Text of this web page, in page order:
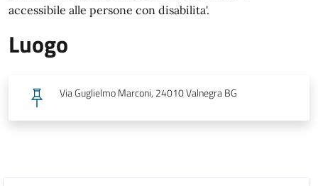
accessibile alle persone con disabilita'.
Luogo
Via Guglielmo Marconi, 24010 Valnegra BG